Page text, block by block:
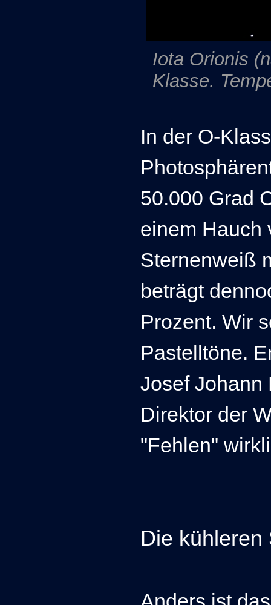
Iota Orionis
Klasse.
In der O-
50.000 Grad
einem Hauch
Sternenweiß
beträgt
Prozent.Wir
Pastelltöne.
Josef Johann
Direktor der
"Fehlen"
Die kühleren